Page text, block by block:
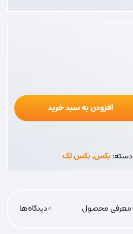
افزودن به سبد خرید
دسته:بکس,بکس تک
معرفی محصول 0دیدگاه‌‌ها